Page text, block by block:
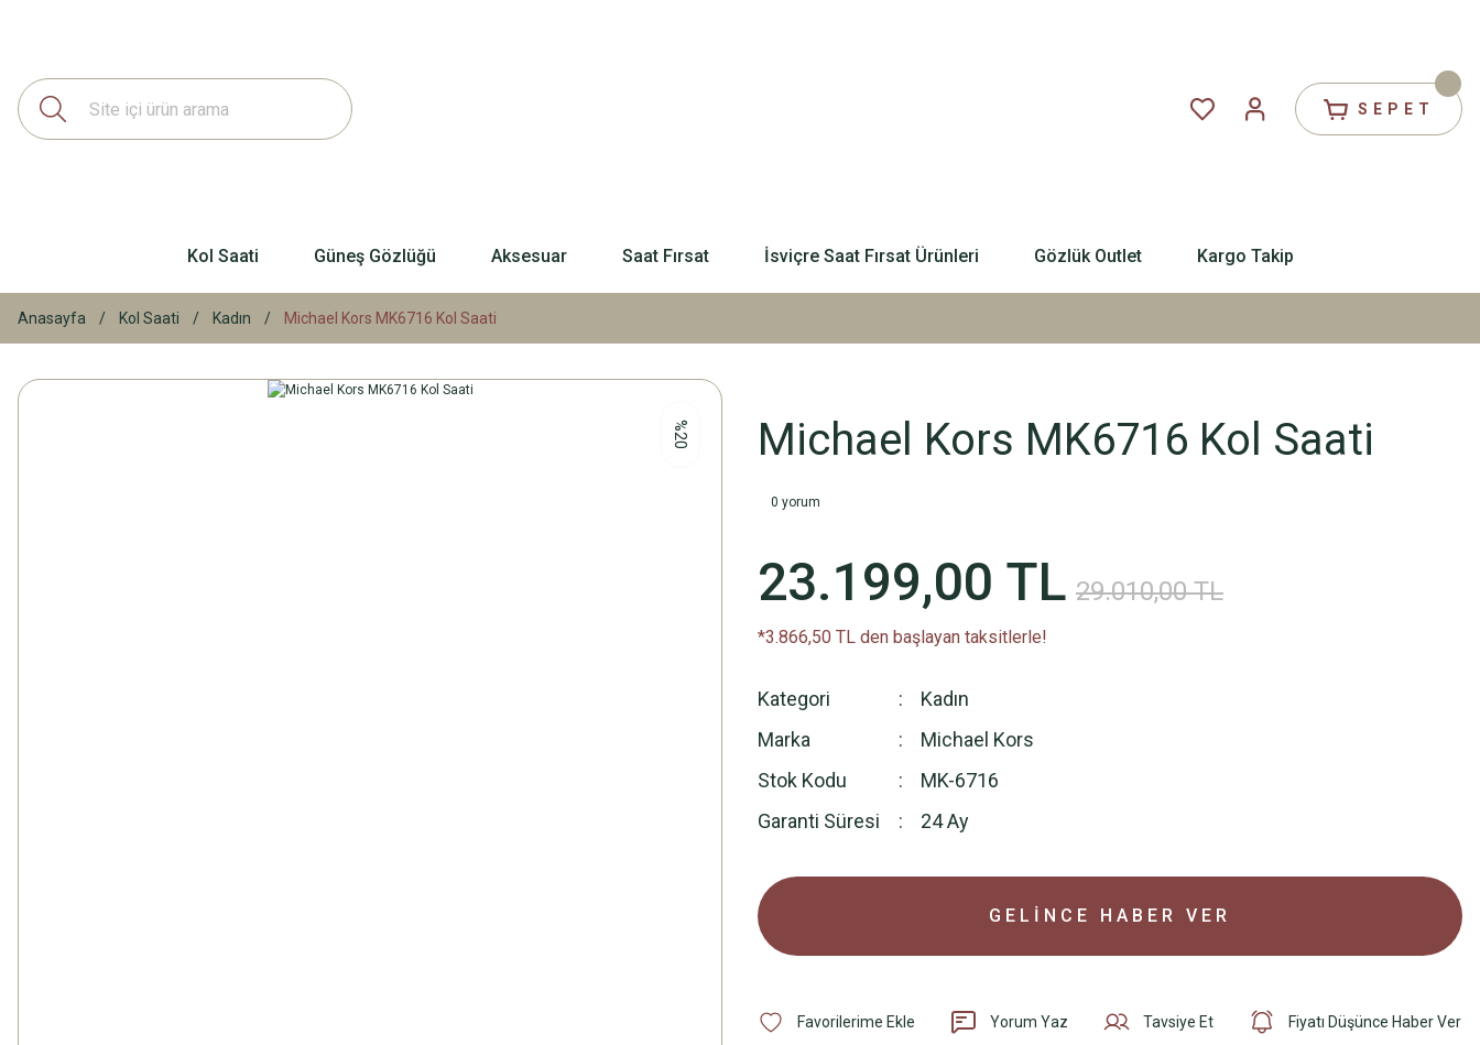
SEPET
Kol Saati Güneş Gözlüğü Aksesuar Saat Fırsat İsviçre Saat Fırsat Ürünleri Gözlük Outlet Kargo Takip
Anasayfa Kol Saati Kadın Michael Kors MK6716 Kol Saati
%20 Michael Kors MK6716 Kol Saati
0 yorum
23.199,00 TL 29.010,00 TL
*3.866,50 TL den başlayan taksitlerle!
Kategori
Kadın
Marka
Michael Kors
Stok Kodu
MK-6716
Garanti Süresi
24 Ay
GELİNCE HABER VER
Yorum Yaz Tavsiye Et Fiyatı Düşünce Haber Ver